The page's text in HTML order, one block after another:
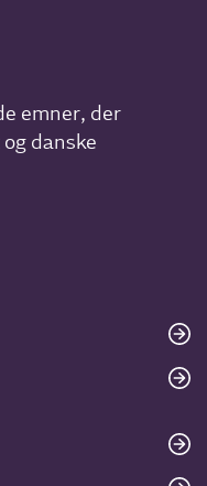
emner, der
danske